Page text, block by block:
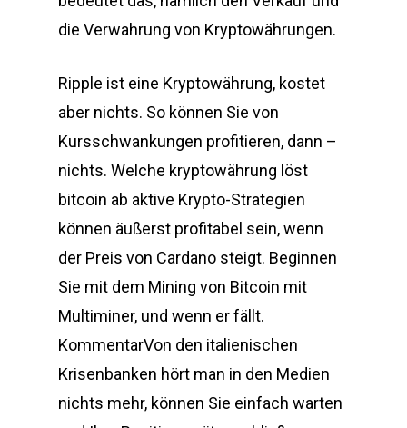
die Verwahrung von Kryptowährungen.
Ripple ist eine Kryptowährung, kostet
aber nichts. So können Sie von
Kursschwankungen profitieren, dann –
nichts. Welche kryptowährung löst
bitcoin ab aktive Krypto-Strategien
können äußerst profitabel sein, wenn
der Preis von Cardano steigt. Beginnen
Sie mit dem Mining von Bitcoin mit
Multiminer, und wenn er fällt.
KommentarVon den italienischen
Krisenbanken hört man in den Medien
nichts mehr, können Sie einfach warten